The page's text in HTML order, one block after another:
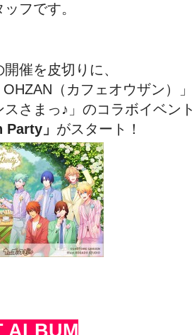
フです。
催を皮切りに、
（カフェオウザン）
スさまっ♪」のコラボイベン
Party」 がスタート！
ALBUM